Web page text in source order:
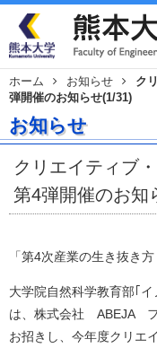
ホーム お知らせ
ク
弾開催のお知らせ(1/31)
お知らせ
クリエイティブ
第4弾開催のお知
「第4次産業の生き抜き
大学院自然科学教育部｢
は、株式会社 ABEJA フ
お招きし、今年度クリエ